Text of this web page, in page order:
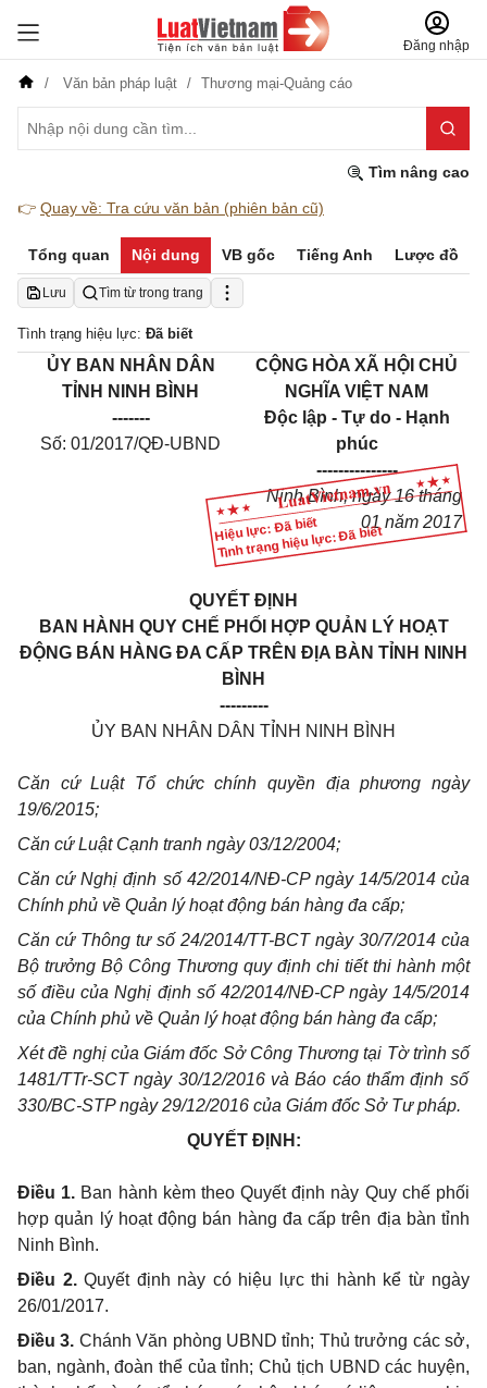
Đăng nhập
Văn bản pháp luật Thương mại-Quảng cáo
Tìm nâng cao
👉 Quay về: Tra cứu văn bản (phiên bản cũ)
Tổng quan Nội dung VB gốc Tiếng Anh Lược đồ
Lưu Tìm từ trong trang
Tình trạng hiệu lực: Đã biết
Hiệu lực: Đã biết
Tình trạng hiệu lực: Đã biết
ỦY BAN NHÂN DÂN
TỈNH NINH BÌNH
-------
Số: 01/2017/QĐ-UBND
CỘNG HÒA XÃ HỘI CHỦ
NGHĨA VIỆT NAM
Độc lập - Tự do - Hạnh
phúc
---------------
Ninh Bình, ngày16tháng
01 năm 2017
QUYẾT ĐỊNH
BAN HÀNH QUY CHẾ PHỐI HỢP QUẢN LÝ HOẠT
ĐỘNG BÁN HÀNG ĐA CẤP TRÊN ĐỊA BÀN TỈNH NINH
BÌNH
---------
ỦY BAN NHÂN DÂN TỈNH NINH BÌNH
Căn cứ Luật Tổ chức chính quyền địa phương ngày
19/6/2015;
Căn cứ Luật Cạnh tranh ngày 03/12/2004;
Căn cứ Nghị định số 42/2014/NĐ-CP ngày 14/5/2014 của
Chính phủ về Quản lý hoạt động bán hàng đa cấp;
Căn cứ Thông tư số 24/2014/TT-BCT ngày 30/7/2014 của
Bộ trưởng Bộ Công Thương quy định chi tiết thi hành một
sốđiều của Nghị định số 42/2014/NĐ-CP ngày 14/5/2014
của Chính phủ về Quản lý hoạt động bán hàng đa cấp;
Xét đề nghị của Giám đốc Sở Công Thương tại Tờ trình số
1481/TTr-SCT ngày 30/12/2016 và Báo cáo thẩm định số
330/BC-STP ngày 29/12/2016 của Giám đốc Sở Tư pháp.
QUYẾT ĐỊNH:
Điều 1. Ban hành kèm theo Quyết định này Quy chế phối
hợp quản lý hoạt động bán hàng đa cấp trên địa bàn tỉnh
Ninh Bình.
Điều 2.Quyết định này có hiệu lực thi hành kể từ ngày
26/01/2017.
Điều 3. Chánh Văn phòng UBND tỉnh; Thủ trưởng các sở,
ban, ngành, đoàn thể của tỉnh; Chủ tịch UBND các huyện,